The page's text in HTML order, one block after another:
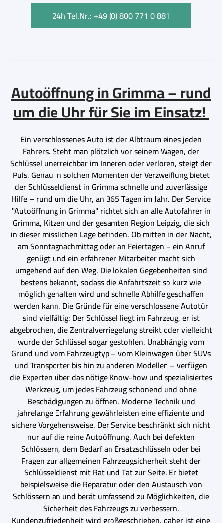
24h Tel.Nr.: +49 (0) 800 771 0 881
Autoöffnung in Grimma – rund
um die Uhr für Sie im Einsatz!
Ein verschlossenes Auto ist der Albtraum eines jeden
Fahrers. Steht man plötzlich vor seinem Wagen, der
Schlüssel unerreichbar im Inneren oder verloren, steigt der
Puls. Genau in solchen Momenten der Verzweiflung bietet
der Schlüsseldienst in Grimma schnelle und zuverlässige
Hilfe – rund um die Uhr, an 365 Tagen im Jahr. Der Service
"Autoöffnung in Grimma" richtet sich an alle Autofahrer in
Grimma, Kitzen und der gesamten Region Leipzig, die sich
in dieser misslichen Lage befinden. Ob mitten in der Nacht,
am Sonntagnachmittag oder an Feiertagen – ein Anruf
genügt und ein erfahrener Mitarbeiter macht sich
umgehend auf den Weg. Die lokalen Gegebenheiten sind
bestens bekannt, sodass die Anfahrtszeit so kurz wie
möglich gehalten wird und schnelle Abhilfe geschaffen
werden kann. Die Gründe für eine verschlossene Autotür
sind vielfältig: Der Schlüssel liegt im Fahrzeug, er ist
abgebrochen, die Zentralverriegelung streikt oder vielleicht
wurde der Schlüssel sogar gestohlen. Unabhängig vom
Grund und vom Fahrzeugtyp – vom Kleinwagen über SUVs
und Transporter bis hin zu anderen Modellen – verfügen
die Experten über das nötige Know-how und spezialisiertes
Werkzeug, um jedes Fahrzeug schonend und ohne
Beschädigungen zu öffnen. Moderne Technik und
jahrelange Erfahrung gewährleisten eine effiziente und
sichere Vorgehensweise. Der Service beschränkt sich nicht
nur auf die reine Autoöffnung. Auch bei defekten
Schlössern, dem Bedarf an Ersatzschlüsseln oder bei
Fragen zur allgemeinen Fahrzeugsicherheit steht der
Schlüsseldienst mit Rat und Tat zur Seite. Er bietet
beispielsweise die Reparatur oder den Austausch von
Schlössern an und berät umfassend zu Möglichkeiten, die
Sicherheit des Fahrzeugs zu verbessern.
Kundenzufriedenheit wird großgeschrieben, daher ist eine